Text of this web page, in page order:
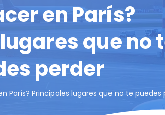
en París?
que no
perder
París? Principales lugares que no te puedes